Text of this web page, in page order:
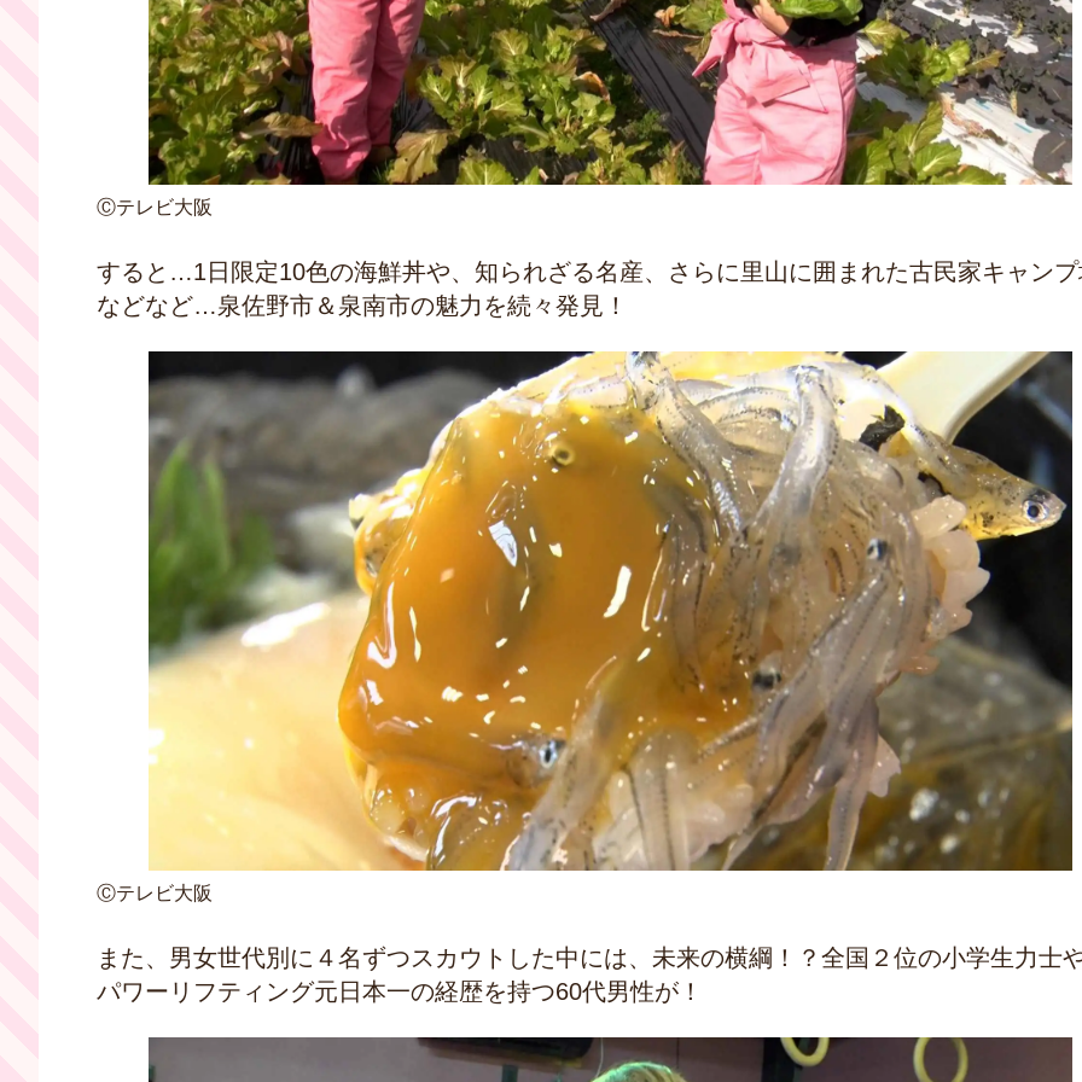
Ⓒテレビ大阪
すると…1日限定10色の海鮮丼や、知られざる名産、さらに里山に囲まれた古民家キャン
などなど…泉佐野市＆泉南市の魅力を続々発見！
Ⓒテレビ大阪
また、男女世代別に４名ずつスカウトした中には、未来の横綱！？全国２位の小学生力士
パワーリフティング元日本一の経歴を持つ60代男性が！